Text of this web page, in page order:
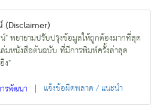
(Disclaimer)
" พยายามปรับปรุงข้อมูลให้ถูกต้องมากที่สุด
มหนังสือต้นฉบับ ที่มีการพิมพ์ครั้งล่าสุด
ง"
รพัฒนา | แจ้งข้อผิดพลาด / แนะนำ